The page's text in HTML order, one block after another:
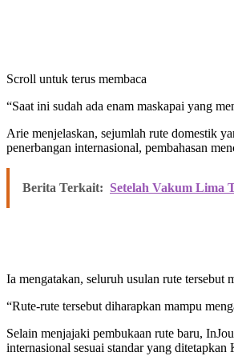
Scroll untuk terus membaca
“Saat ini sudah ada enam maskapai yang
Arie menjelaskan, sejumlah rute domestik
penerbangan internasional, pembahasan
Berita Terkait: Setelah Vakum Lima
Ia mengatakan, seluruh usulan rute tersebut
“Rute-rute tersebut diharapkan mampu
Selain menjajaki pembukaan rute baru,
internasional sesuai standar yang ditetapkan